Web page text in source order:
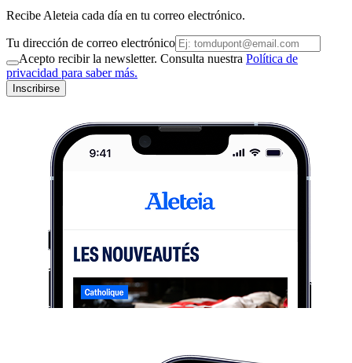
Recibe Aleteia cada día en tu correo electrónico.
Tu dirección de correo electrónico
Acepto recibir la newsletter. Consulta nuestra Política de
privacidad para saber más.
Inscribirse